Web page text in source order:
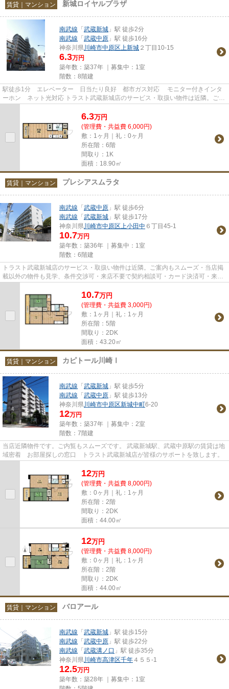
賃貸｜マンション 新城ロイヤルプラザ
南武線 「武蔵新城 」駅 徒歩2分
南武線 「武蔵中原 」駅 徒歩16分
神奈川県川崎市中原区上新城 ２丁目10-15
6.3万円
築年数：築37年 ｜募集中： 1室
階数：8階建
駅徒歩1分 エレベーター 日当たり良好 都市ガス対応 モニター付きインタ
ーホン ネット光対応 トラスト武蔵新城店のサービス・取扱い物件は近隣。ご案
内もスムーズ・当店掲載以外...
6.3万円
(管理費・共益費 6,000円)
敷：1ヶ月｜礼：0ヶ月
所在階：6階
間取り：1K
面積：18.90㎡
賃貸｜マンション プレシアスムラタ
南武線 「武蔵中原 」駅 徒歩6分
南武線 「武蔵新城 」駅 徒歩17分
神奈川県川崎市中原区上小田中 ６丁目45-1
10.7万円
築年数：築36年 ｜募集中： 1室
階数：6階建
トラスト武蔵新城店のサービス・取扱い物件は近隣。ご案内もスムーズ・当店掲
載以外の物件も見学、条件交渉可・来店不要で契約相談可・カード決済可・来店
時無料駐車場有（要電話予約...
10.7万円
(管理費・共益費 3,000円)
敷：1ヶ月｜礼：1ヶ月
所在階：5階
間取り：2DK
面積：43.20㎡
賃貸｜マンション カピトール川崎Ⅰ
南武線 「武蔵新城 」駅 徒歩5分
南武線 「武蔵中原 」駅 徒歩13分
神奈川県川崎市中原区新城中町6-20
12万円
築年数：築37年 ｜募集中： 2室
階数：7階建
当店近隣物件です。ご内覧もスムーズです。 武蔵新城駅、武蔵中原駅の賃貸は地
域密着 お部屋探しの窓口 トラスト武蔵新城店が皆様のサポートを致します。
12万円
(管理費・共益費 8,000円)
敷：0ヶ月｜礼：1ヶ月
所在階：2階
間取り：2DK
面積：44.00㎡
12万円
(管理費・共益費 8,000円)
敷：0ヶ月｜礼：1ヶ月
所在階：2階
間取り：2DK
面積：44.00㎡
賃貸｜マンション バロアール
南武線 「武蔵新城 」駅 徒歩15分
南武線 「武蔵中原 」駅 徒歩22分
南武線 「武蔵溝ノ口 」駅 徒歩35分
神奈川県川崎市高津区千年 ４５５-1
12.5万円
築年数：築28年 ｜募集中： 1室